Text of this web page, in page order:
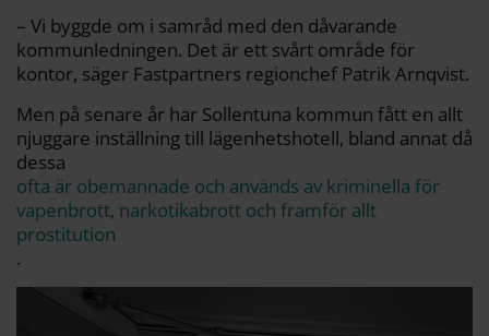
– Vi byggde om i samråd med den dåvarande
kommunledningen. Det är ett svårt område för
kontor, säger Fastpartners regionchef Patrik Arnqvist.
Men på senare år har Sollentuna kommun fått en allt
njuggare inställning till lägenhetshotell, bland annat då
dessa
ofta är obemannade och används av kriminella för
vapenbrott, narkotikabrott och framför allt
prostitution
.